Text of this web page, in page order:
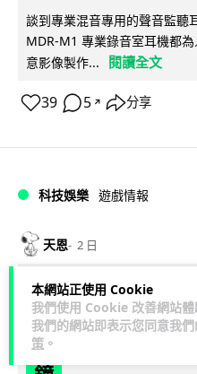
本網站正使用 Cookie
我們使用 Cookie 改善網站
我們的網站即表示您同意我
策 。
談到專業混音專用的聲音監聽
MDR-M1 專業錄音室耳機都
意影像製作...
閱讀全文
39 5 ↗ 分享
科技娛樂 遊戲情報
天恩 2 日
《魔獸世界：至暗
克的詛咒」專訪
領門檻而設 《諸